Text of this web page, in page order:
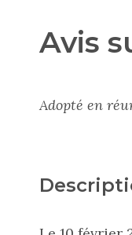
Avis
Adopté en